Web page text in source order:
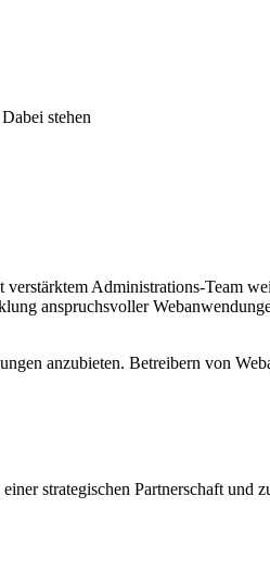
stehen
Administrations-Team
anspruchsvoller
anzubieten. Betreibern von
strategischen Partnerschaft und